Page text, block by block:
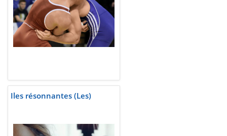
Iles résonnantes (Les)